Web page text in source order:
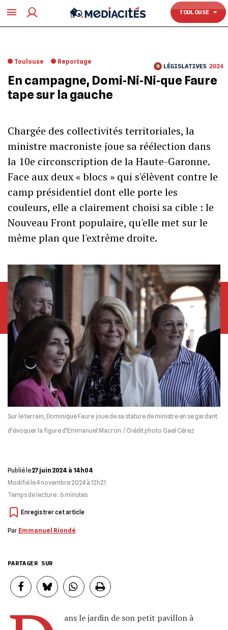
TOULOUSE
TOULOUSE
Toulouse Reportage
En campagne, Domi‐Ni‐Ni‐que Faure
tape sur la gauche
Chargée des collectivités territoriales, la
ministre macroniste joue sa réélection dans
la 10e circonscription de la Haute-Garonne.
Face aux deux « blocs » qui s'élèvent contre le
camp présidentiel dont elle porte les
couleurs, elle a clairement choisi sa cible : le
Nouveau Front populaire, qu'elle met sur le
même plan que l'extrême droite.
Sur le terrain, Dominique Faure joue de sa stature de ministre en se gardant
d'évoquer la figure d'Emmanuel Macron. / Crédit photo Gael Cérez
ans le jardin de son petit pavillon à
Publié le27 juin 2024 à 14h04
Modifié le4 novembre 2024 à 12h21
Temps de lecture : 6 minutes
Par Emmanuel Riondé
PARTAGER SUR